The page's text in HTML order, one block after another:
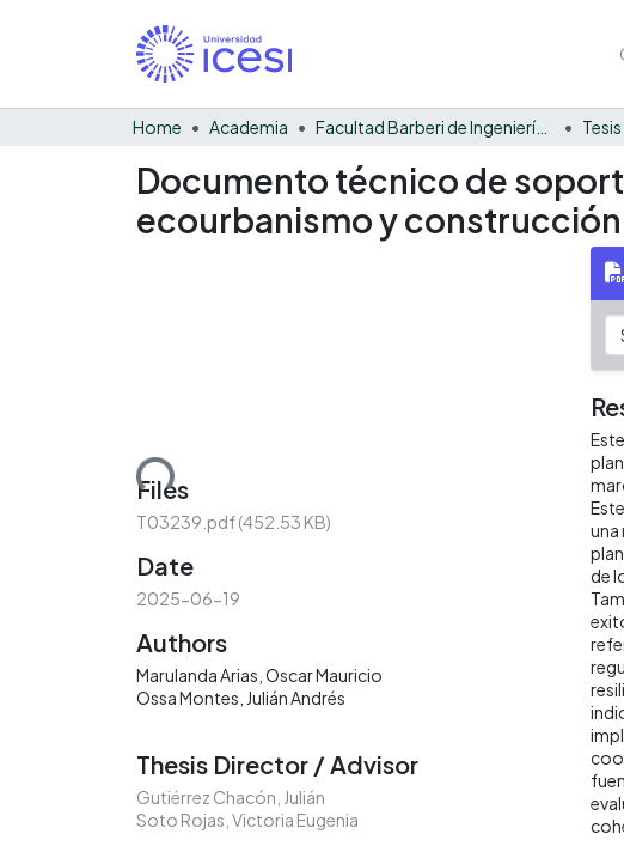
Home Academia Facultad Barberi de Ingeniería, Diseño y Ciencias Aplicadas
Documento técnico de
ecourbanismo y
Loading...
Files
T03239.pdf(452.53 KB)
Date
2025-06-19
Authors
Marulanda Arias, Oscar Mauricio
Ossa Montes, Julián Andrés
Thesis Director / Advisor
Gutiérrez Chacón, Julián
Soto Rojas, Victoria Eugenia
una
de